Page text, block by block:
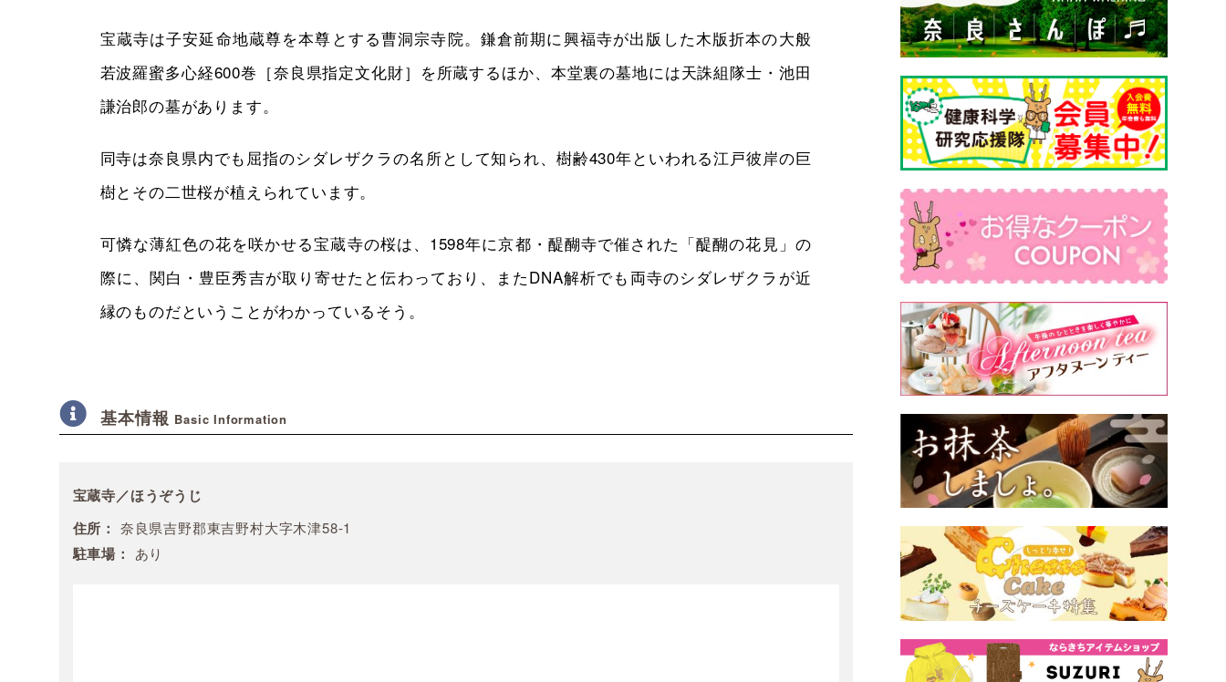
宝蔵寺は子安延命地蔵尊を本尊とする曹洞宗寺院。鎌倉前期に興福寺が出版した木版折本の大般
若波羅蜜多心経600巻［奈良県指定文化財］を所蔵するほか、本堂裏の墓地には天誅組隊士・池田
謙治郎の墓があります。
同寺は奈良県内でも屈指のシダレザクラの名所として知られ、樹齢430年といわれる江戸彼岸の巨
樹とその二世桜が植えられています。
可憐な薄紅色の花を咲かせる宝蔵寺の桜は、1598年に京都・醍醐寺で催された「醍醐の花見」の
際に、関白・豊臣秀吉が取り寄せたと伝わっており、またDNA解析でも両寺のシダレザクラが近
縁のものだということがわかっているそう。
基本情報 Basic Information
宝蔵寺／ほうぞうじ
住所： 奈良県吉野郡東吉野村大字木津58-1
駐車場： あり